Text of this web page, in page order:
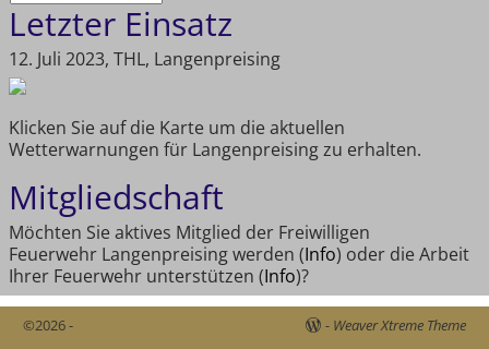
Letzter Einsatz
12. Juli 2023, THL, Langenpreising
Klicken Sie auf die Karte um die aktuellen
Wetterwarnungen für Langenpreising zu erhalten.
Mitgliedschaft
Möchten Sie aktives Mitglied der Freiwilligen
Feuerwehr Langenpreising werden (Info) oder die Arbeit
Ihrer Feuerwehr unterstützen (Info)?
©2026 - - Weaver Xtreme Theme